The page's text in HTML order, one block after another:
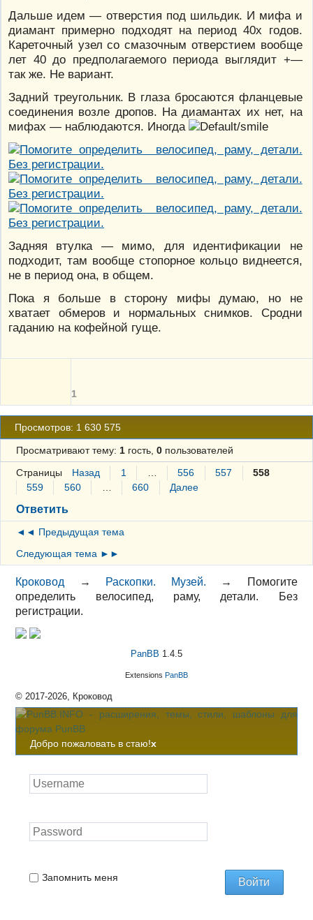
Дальше идем — отверстия под шильдик. И мифа и
диамант примерно подходят на период 40х годов.
Кареточный узел со смазочным отверстием вообще
лет 40 до предполагаемого периода выглядит +—
так же. Не вариант.
Задний треугольник. В глаза бросаются фланцевые
соединения возле дропов. На диамантах их нет, на
мифах — наблюдаются. Иногда
Задняя втулка — мимо, для идентификации не
подходит, там вообще стопорное кольцо виднеется,
не в период она, в общем.
Пока я больше в сторону мифы думаю, но не
хватает обмеров и нормальных снимков. Сродни
гаданию на кофейной гуще.
1
Просмотров: 1 630 575
Просматривают тему: 1гость, 0пользователей
Страницы Назад 1 556 557
558
559
560 660 Далее
Ответить
◄◄ Предыдущая тема
Следующая тема ►►
Кроковод → Раскопки. Музей. →
Помогите
определить велосипед, раму, детали. Без
регистрации.
PanBB 1.4.5
Extensions PanBB
© 2017-2026, Кроковод
Добро пожаловать в стаю!x
Запомнить меня